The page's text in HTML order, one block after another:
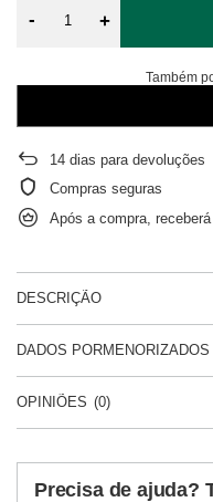
- +
Também
14 dias para devoluções
Compras seguras
Após a compra, receberá
DESCRIÇÃO
DADOS PORMENORIZADOS
OPINIÕES (0)
Precisa de ajuda?